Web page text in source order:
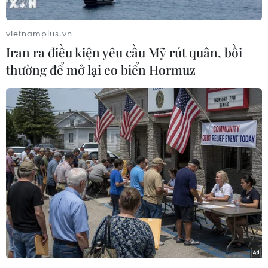
thốngphóng ngư lôi 533mm cùng 4 hệ thống
phóng ngư lôi 650mm./.
(TTXVN/Vietnam+)
vietnamplus.vn
Iran ra điều kiện yêu cầu Mỹ rút quân, bồi
thường để mở lại eo biển Hormuz